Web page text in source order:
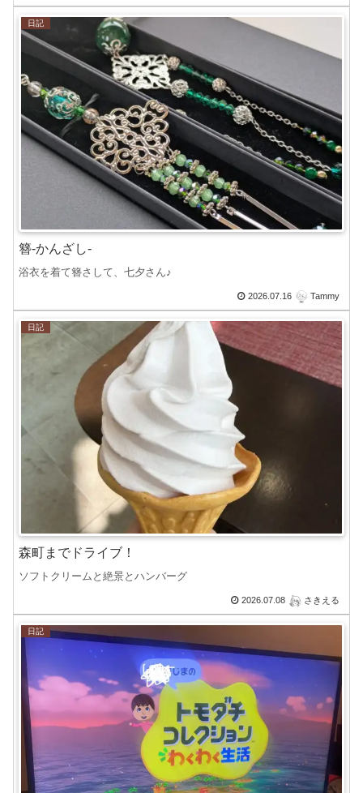
日記
簪-かんざし-
浴衣を着て簪さして、七夕さん♪
2026.07.16 Tammy
日記
森町までドライブ！
ソフトクリームと絶景とハンバーグ
2026.07.08 さきえる
日記